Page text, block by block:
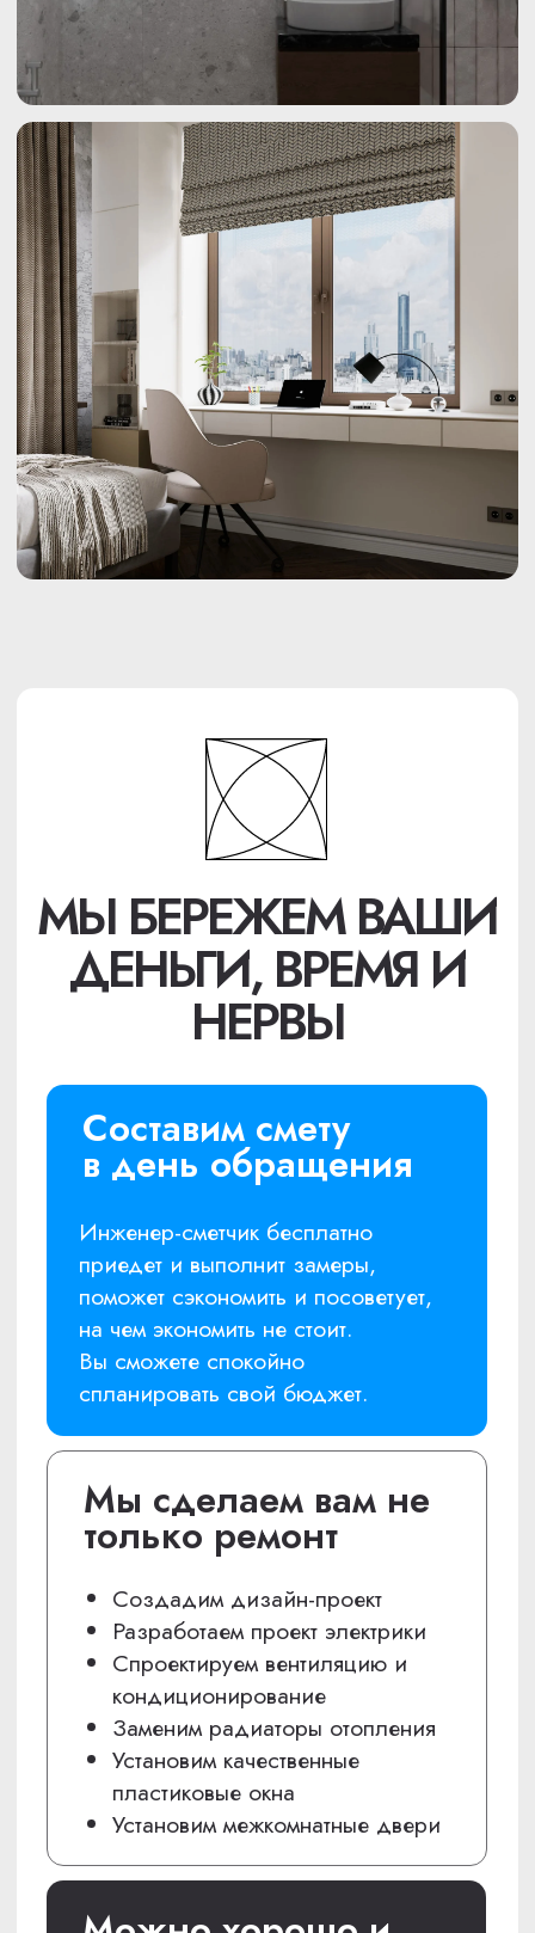
ВОТ КАК МЫ
РАБОТАЕМ
Позвоните по телефону или оставьте заявку на
сайте. Наш специалист перезвонит вам, все
расскажет, проконсультирует и договорится о
приезде инженера для изучения вашей задачи.
Вы нам звоните
01
В удобное вам время к вам приедет наш
определиться с ремонтом. Примерную
смету вы получите сразу.
Бесплатный замер
ПЯТЬ ШАГОВ К УЮТУ
В ВАШЕЙ КВАРТИРЕ
учитывает ваши пожелания, договаривается
с вами о сроках и стоимости работ,
согласовывает дату начала работ и
подписывает с вами договор.
Подписываем договор
03
Вы всегда в курсе хода работ
по регулярным фото-отчетам в группе
Вашего объекта в WhatsApp, TG, MAX или
при личном посещении объекта.
Приступаем к ремонту
04
Вы принимаете
05